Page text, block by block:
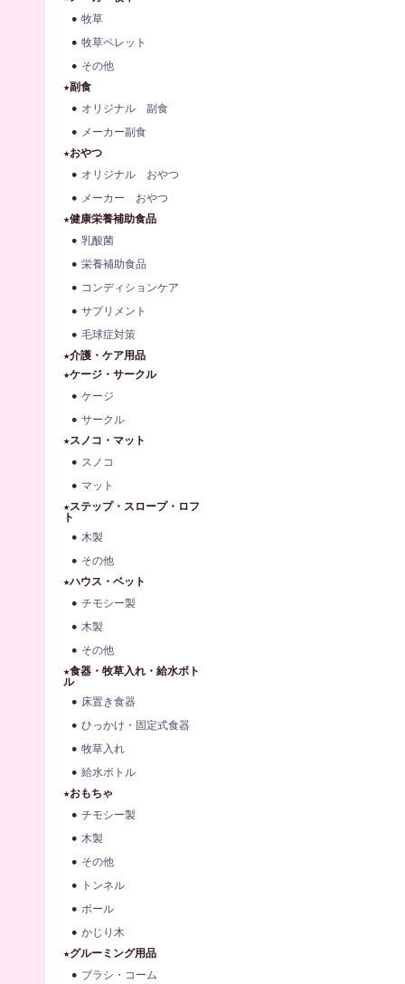
牧草
牧草ペレット
その他
★副食
オリジナル 副食
メーカー副食
★おやつ
オリジナル おやつ
メーカー おやつ
★健康栄養補助食品
乳酸菌
栄養補助食品
コンディションケア
サプリメント
毛球症対策
★介護・ケア用品
★ケージ・サークル
ケージ
サークル
★スノコ・マット
スノコ
マット
★ステップ・スロープ・ロフ
ト
木製
その他
★ハウス・ベット
チモシー製
木製
その他
★食器・牧草入れ・給水ボト
ル
床置き食器
ひっかけ・固定式食器
牧草入れ
給水ボトル
★おもちゃ
チモシー製
木製
その他
トンネル
ボール
かじり木
★グルーミング用品
ブラシ・コーム